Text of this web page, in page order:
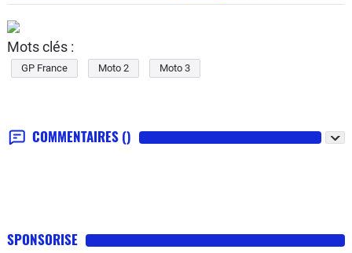
Mots clés :
GP France Moto 2 Moto 3
COMMENTAIRES ()
SPONSORISE